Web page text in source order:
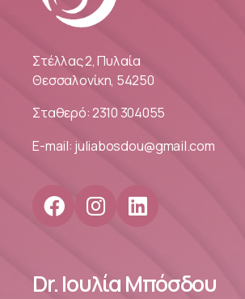
Στέλλας 2, Πυλαία
Θεσσαλονίκη, 54250
Σταθερό:2310 304055
E-mail: juliabosdou@gmail.com
Dr. Ιουλία Μπόσδου